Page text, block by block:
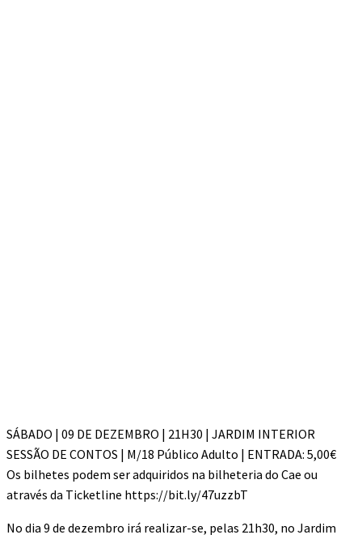
SÁBADO | 09 DE DEZEMBRO | 21H30 | JARDIM INTERIOR
SESSÃO DE CONTOS | M/18 Público Adulto | ENTRADA: 5,00€
Os bilhetes podem ser adquiridos na bilheteria do Cae ou
através da Ticketline https://bit.ly/47uzzbT
No dia 9 de dezembro irá realizar-se, pelas 21h30, no Jardim